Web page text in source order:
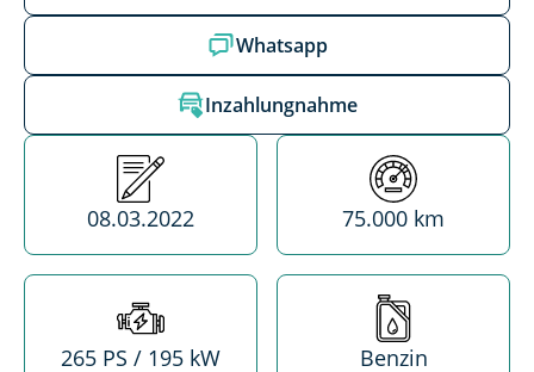
Whatsapp
Inzahlungnahme
Erstzulassung
08.03.2022
Kilometerstand
75.000 km
Leistung
265 PS / 195 kW
Treibstoff
Benzin